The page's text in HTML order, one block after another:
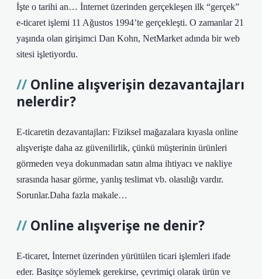
İşte o tarihi an… İnternet üzerinden gerçekleşen ilk “gerçek”
e-ticaret işlemi 11 Ağustos 1994’te gerçekleşti. O zamanlar 21
yaşında olan girişimci Dan Kohn, NetMarket adında bir web
sitesi işletiyordu.
Online alışverişin dezavantajları
nelerdir?
E-ticaretin dezavantajları: Fiziksel mağazalara kıyasla online
alışverişte daha az güvenilirlik, çünkü müşterinin ürünleri
görmeden veya dokunmadan satın alma ihtiyacı ve nakliye
sırasında hasar görme, yanlış teslimat vb. olasılığı vardır.
Sorunlar.Daha fazla makale…
Online alışverişe ne denir?
E-ticaret, İnternet üzerinden yürütülen ticari işlemleri ifade
eder. Basitçe söylemek gerekirse, çevrimiçi olarak ürün ve